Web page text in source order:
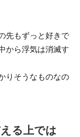
先もずっと好きで
から浮気は消滅す
りそうなものなの
る上では